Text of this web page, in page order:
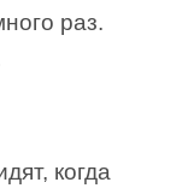
раз.
когда